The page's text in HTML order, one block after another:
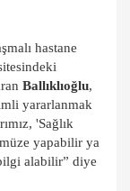
hastane
Ballıklıoğlu,
yararlanmak
'Sağlık
yapabilir ya
alabilir” diye